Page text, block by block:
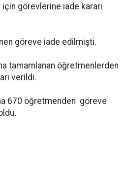
görevlerine iade kararı
göreve iade edilmişti.
tamamlanan öğretmenlerden
verildi.
670 öğretmenden göreve